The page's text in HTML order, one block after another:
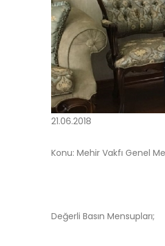
21.06.2018
Konu: Mehir Vakfı Genel
Değerli Basın Mensupları;